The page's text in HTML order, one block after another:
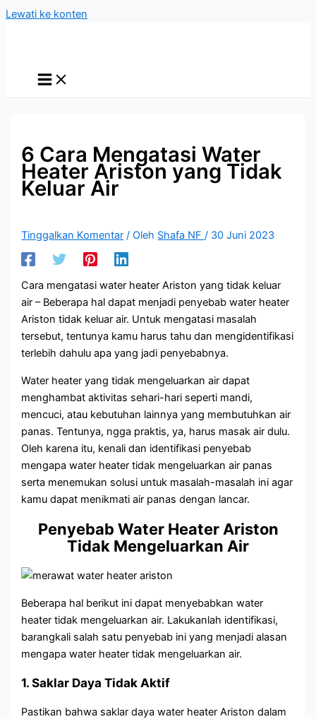
Lewati ke konten
6 Cara Mengatasi Water
Heater Ariston yang Tidak
Keluar Air
Tinggalkan Komentar / Oleh Shafa NF/ 30 Juni 2023
Cara mengatasi water heater Ariston yang tidak keluar
air – Beberapa hal dapat menjadi penyebab water heater
Ariston tidak keluar air. Untuk mengatasi masalah
tersebut, tentunya kamu harus tahu dan mengidentifikasi
terlebih dahulu apa yang jadi penyebabnya.
Water heater yang tidak mengeluarkan air dapat
menghambat aktivitas sehari-hari seperti mandi,
mencuci, atau kebutuhan lainnya yang membutuhkan air
panas. Tentunya, ngga praktis, ya, harus masak air dulu.
Oleh karena itu, kenali dan identifikasi penyebab
mengapa water heater tidak mengeluarkan air panas
serta menemukan solusi untuk masalah-masalah ini agar
kamu dapat menikmati air panas dengan lancar.
Penyebab Water Heater Ariston
Tidak Mengeluarkan Air
Beberapa hal berikut ini dapat menyebabkan water
heater tidak mengeluarkan air. Lakukanlah identifikasi,
barangkali salah satu penyebab ini yang menjadi alasan
mengapa water heater tidak mengeluarkan air.
1. Saklar Daya Tidak Aktif
Pastikan bahwa saklar daya water heater Ariston dalam